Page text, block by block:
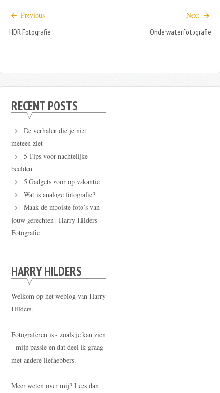
Previous
HDR Fotografie
Next
Onderwaterfotografie
RECENT POSTS
De verhalen die je niet
meteen ziet
5 Tips voor nachtelijke
beelden
5 Gadgets voor op vakantie
Wat is analoge fotografie?
Maak de mooiste foto’s van
jouw gerechten | Harry Hilders
Fotografie
HARRY HILDERS
Welkom op het weblog van Harry
Hilders.
Fotograferen is - zoals je kan zien
- mijn passie en dat deel ik graag
met andere liefhebbers.
Meer weten over mij? Lees dan